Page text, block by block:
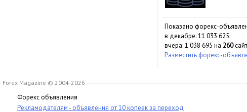
Показано форекс-
в декабре: 11 033 625;
вчера: 1 038 695 на 260
Разместить форекс-
Forex Magazine © 2004-2026
Форекс объявления
Рекламодателям - объявления от 10 копеек за переход